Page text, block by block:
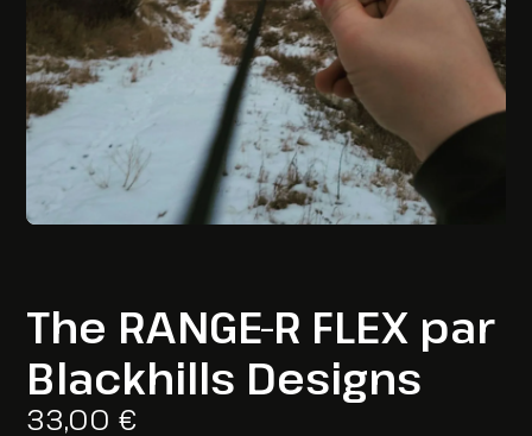
The RANGE-R FLEX par
Blackhills Designs
33,00 €